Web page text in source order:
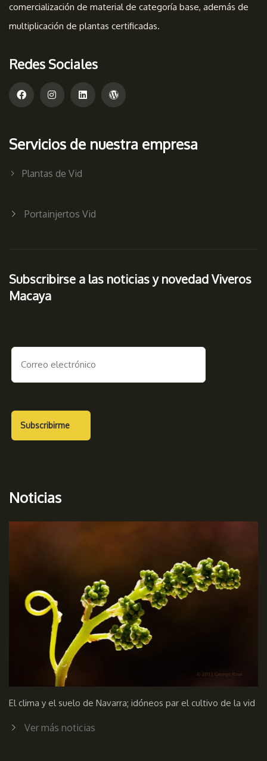
comercialización de material de categoría base, además de
multiplicación de plantas certificadas.
Redes Sociales
Servicios de nuestra empresa
Plantas de Vid
Portainjertos Vid
Subscribirse a las noticias y novedad Viveros
Macaya
Noticias
El clima y el suelo de Navarra; idóneos par el cultivo de la vid
Ver más noticias